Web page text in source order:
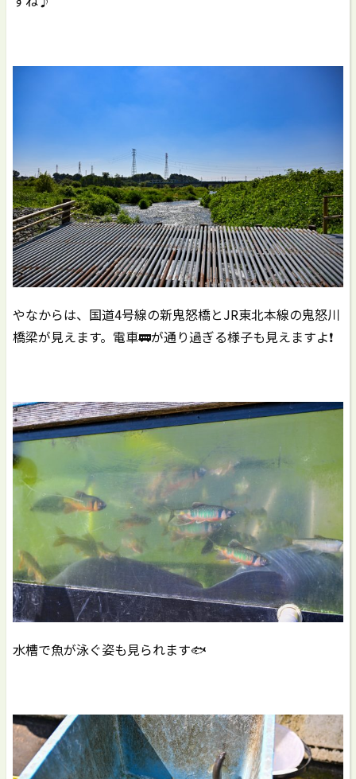
やなからは、国道4号線の新鬼怒橋とJR東北本線の鬼怒川
橋梁が見えます。電車🚃が通り過ぎる様子も見えますよ❗️
水槽で魚が泳ぐ姿も見られます🐟